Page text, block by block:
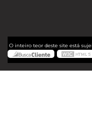
O inteiro teor deste site está